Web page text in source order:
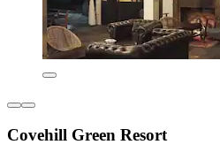
Covehill Green Resort